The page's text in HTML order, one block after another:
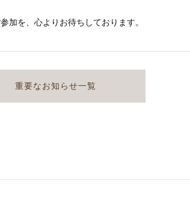
加を、心よりお待ちしております。
重要なお知らせ一覧